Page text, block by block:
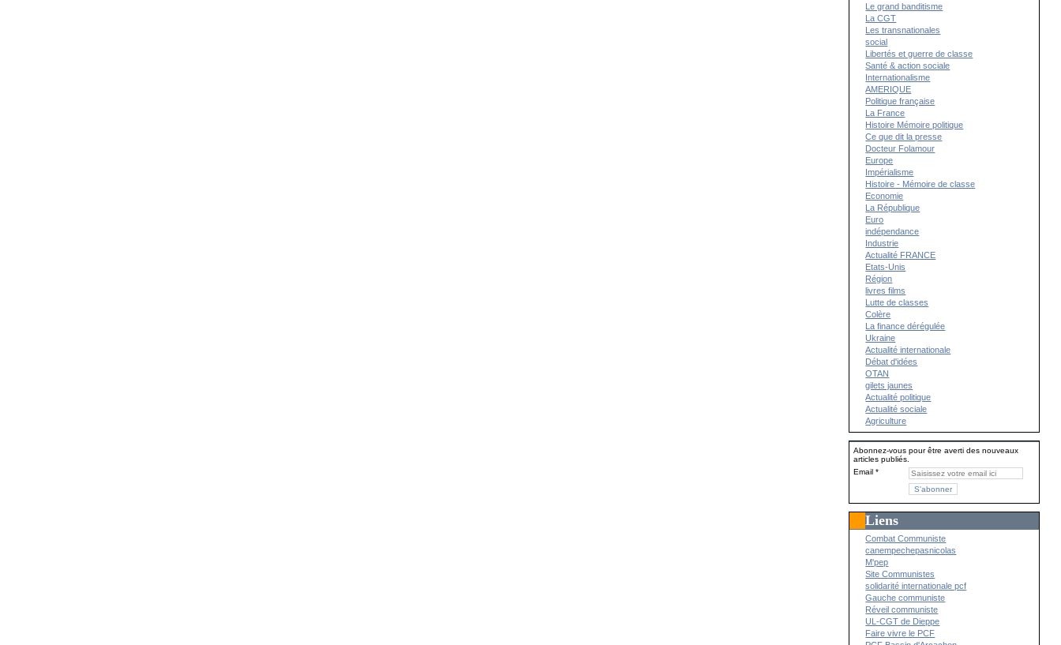
Le grand banditisme
La CGT
Les transnationales
social
Libertés et guerre de classe
Santé & action sociale
Internationalisme
AMERIQUE
Politique française
La France
Histoire Mémoire politique
Ce que dit la presse
Docteur Folamour
Europe
Impérialisme
Histoire - Mémoire de classe
Economie
La République
Euro
indépendance
Industrie
Actualité FRANCE
Etats-Unis
Région
livres films
Lutte de classes
Colère
La finance dérégulée
Ukraine
Actualité internationale
Débat d'idées
OTAN
gilets jaunes
Actualité politique
Actualité sociale
Agriculture
Abonnez-vous pour être averti des nouveaux
articles publiés.
Email
Liens
Combat Communiste
canempechepasnicolas
M'pep
Site Communistes
solidarité internationale pcf
Gauche communiste
Réveil communiste
UL-CGT de Dieppe
Faire vivre le PCF